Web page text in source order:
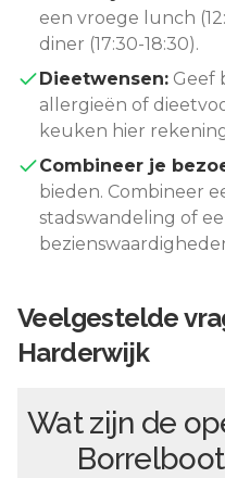
een vroege lunch
diner (17:30-18:30).
Dieetwensen: Geef
allergieën of
keuken hier
Combineer je
bieden. Combineer
stadswandeling of
Veelgestelde
Harderwijk
Wat zijn de